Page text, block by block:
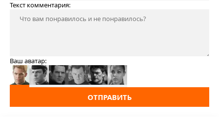
Текст комментария:
Ваш аватар:
ОТПРАВИТЬ